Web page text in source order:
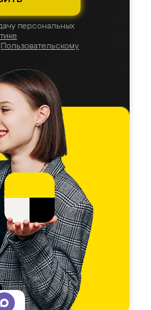
персональных
Пользовательскому